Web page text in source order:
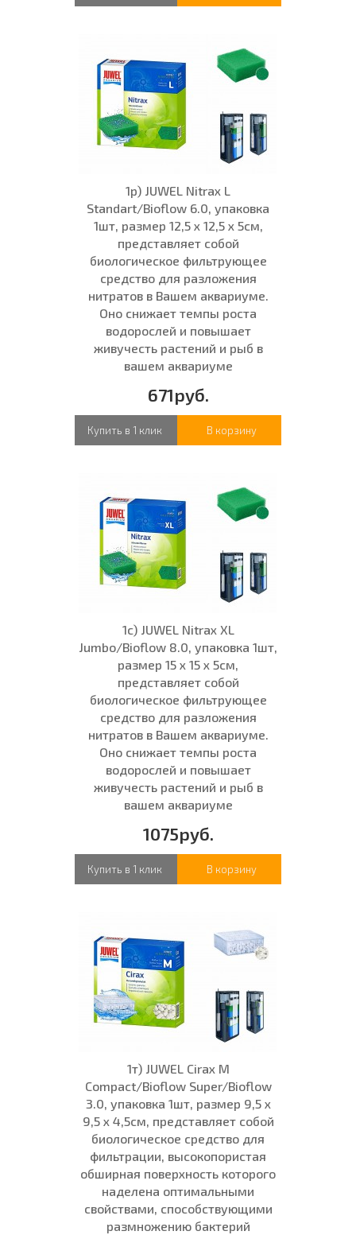
1р) JUWEL Nitrax L
Standart/Bioflow 6.0, упаковка
1шт, размер 12,5 x 12,5 x 5см,
представляет собой
биологическое фильтрующее
средство для разложения
нитратов в Вашем аквариуме.
Оно снижает темпы роста
водорослей и повышает
живучесть растений и рыб в
вашем аквариуме
671руб.
Купить в 1 клик В корзину
1с) JUWEL Nitrax XL
Jumbo/Bioflow 8.0, упаковка 1шт,
размер 15 x 15 x 5см,
представляет собой
биологическое фильтрующее
средство для разложения
нитратов в Вашем аквариуме.
Оно снижает темпы роста
водорослей и повышает
живучесть растений и рыб в
вашем аквариуме
1075руб.
Купить в 1 клик В корзину
1т) JUWEL Cirax M
Compact/Bioflow Super/Bioflow
3.0, упаковка 1шт, размер 9,5 x
9,5 x 4,5см, представляет собой
биологическое средство для
фильтрации, высокопористая
обширная поверхность которого
наделена оптимальными
свойствами, способствующими
размножению бактерий